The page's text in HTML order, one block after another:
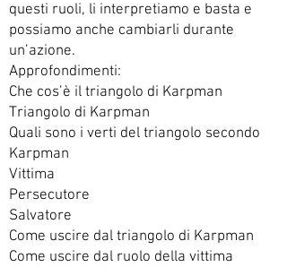
questi ruoli, li interpretiamo e basta e
possiamo anche cambiarli durante
un’azione.
Approfondimenti:
Che cos’è il triangolo di Karpman
Triangolo di Karpman
Quali sono i verti del triangolo secondo
Karpman
Vittima
Persecutore
Salvatore
Come uscire dal triangolo di Karpman
Come uscire dal ruolo della vittima